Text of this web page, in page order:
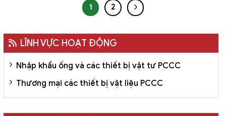
1 2
LĨNH VỰC HOẠT ĐỘNG
Nhập khẩu ống và các thiết bị vật tư PCCC
Thương mại các thiết bị vật liệu PCCC